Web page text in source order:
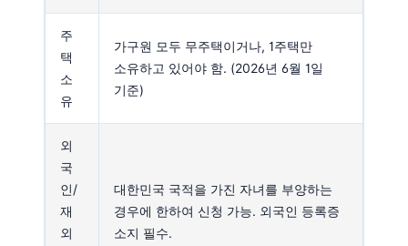
주
택
소
유
가구원 모두 무주택이거나, 1주택만
소유하고 있어야 함. (2026년 6월 1일
기준)
외
국
인/
재
외
대한민국 국적을 가진 자녀를 부양하는
경우에 한하여 신청 가능. 외국인 등록증
소지 필수.